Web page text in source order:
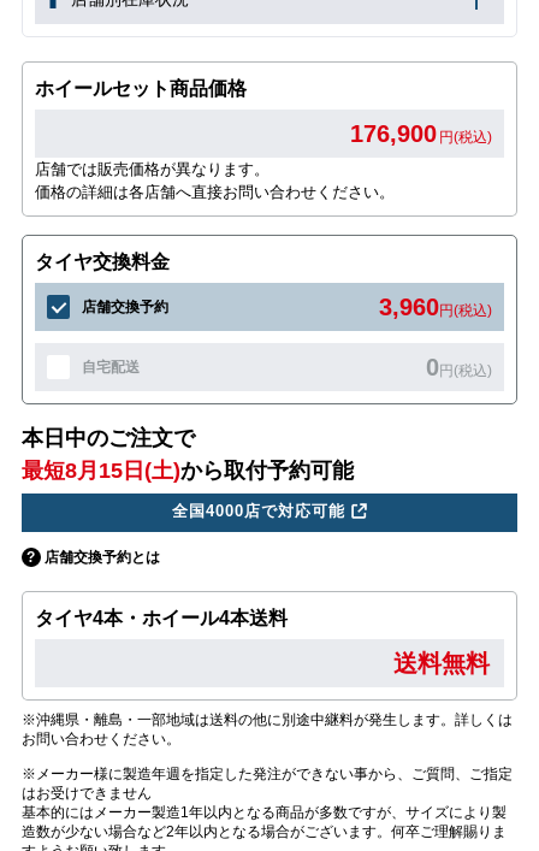
ホイールセット商品価格
176,900 円(税込)
店舗では販売価格が異なります。
価格の詳細は各店舗へ直接お問い合わせください。
タイヤ交換料金
店舗交換予約 3,960円(税込)
自宅配送 0円(税込)
本日中のご注文で
最短8月15日(土)から取付予約可能
全国4000店で対応可能
店舗交換予約とは
タイヤ4本・ホイール4本送料
送料無料
※沖縄県・離島・一部地域は送料の他に別途中継料が発生します。詳しくは
お問い合わせください。
※メーカー様に製造年週を指定した発注ができない事から、ご質問、ご指定
はお受けできません
基本的にはメーカー製造1年以内となる商品が多数ですが、サイズにより製
造数が少ない場合など2年以内となる場合がございます。何卒ご理解賜りま